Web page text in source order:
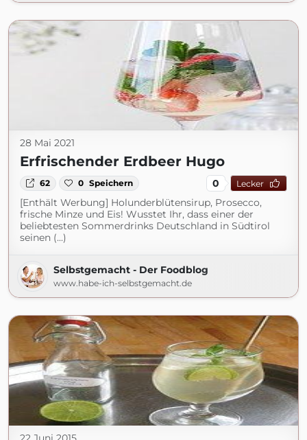
28 Mai 2021
Erfrischender Erdbeer Hugo
62 0 Speichern 0 Lecker
[Enthält Werbung] Holunderblütensirup, Prosecco,
frische Minze und Eis! Wusstet Ihr, dass einer der
beliebtesten Sommerdrinks Deutschland in Südtirol
seinen (...)
Selbstgemacht - Der Foodblog
www.habe-ich-selbstgemacht.de